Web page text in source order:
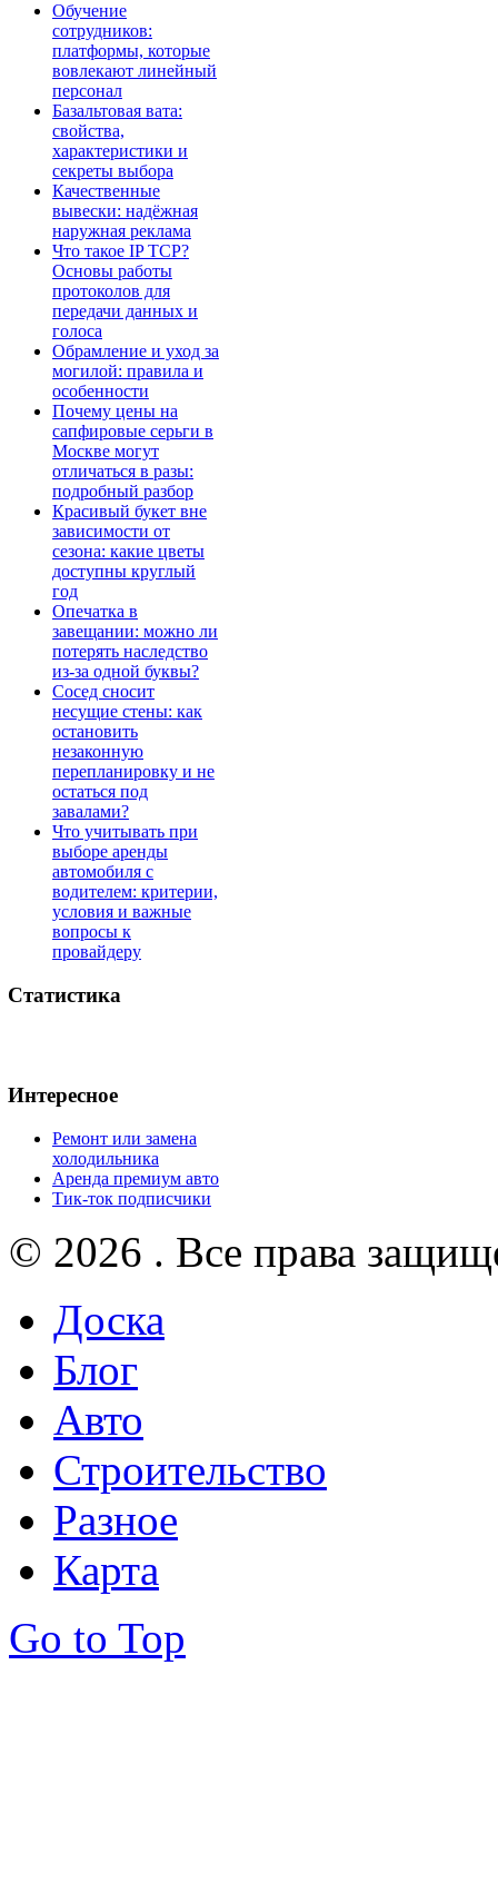
Обучение
сотрудников:
платформы, которые
вовлекают линейный
персонал
Базальтовая вата:
свойства,
характеристики и
секреты выбора
Качественные
вывески: надёжная
наружная реклама
Что такое IP TCP?
Основы работы
протоколов для
передачи данных и
голоса
Обрамление и уход за
могилой: правила и
особенности
Почему цены на
сапфировые серьги в
Москве могут
отличаться в разы:
подробный разбор
Красивый букет вне
зависимости от
сезона: какие цветы
доступны круглый
год
Опечатка в
завещании: можно ли
потерять наследство
из-за одной буквы?
Сосед сносит
несущие стены: как
остановить
незаконную
перепланировку и не
остаться под
завалами?
Что учитывать при
выборе аренды
автомобиля с
водителем: критерии,
условия и важные
вопросы к
провайдеру
Статистика
Интересное
Ремонт или замена
холодильника
Аренда премиум авто
Тик-ток подписчики
© 2026 . Все права
Доска
Блог
Авто
Строительство
Разное
Карта
Go to Top